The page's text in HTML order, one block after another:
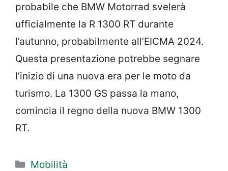
probabile che BMW Motorrad svelerà
ufficialmente la R 1300 RT durante
l’autunno, probabilmente all’EICMA 2024.
Questa presentazione potrebbe segnare
l’inizio di una nuova era per le moto da
turismo. La 1300 GS passa la mano,
comincia il regno della nuova BMW 1300
RT.
Categorie
Mobilità